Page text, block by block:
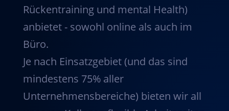
Rückentraining und mental Health)
anbietet - sowohl online als auch im
Büro.
Je nach Einsatzgebiet (und das sind
mindestens 75% aller
Unternehmensbereiche) bieten wir all